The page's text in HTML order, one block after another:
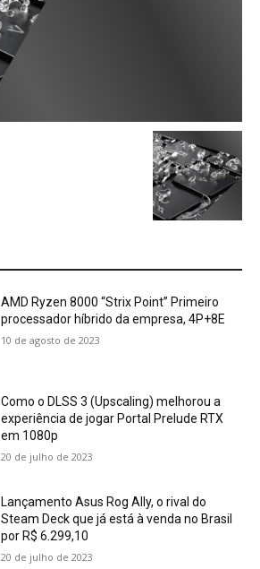
AMD Ryzen 8000 “Strix Point” Primeiro
processador híbrido da empresa, 4P+8E
10 de agosto de 2023
Como o DLSS 3 (Upscaling) melhorou a
experiência de jogar Portal Prelude RTX
em 1080p
20 de julho de 2023
Lançamento Asus Rog Ally, o rival do
Steam Deck que já está à venda no Brasil
por R$ 6.299,10
20 de julho de 2023